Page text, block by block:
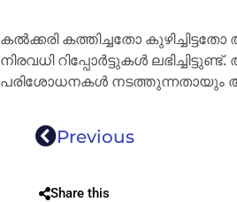
കൽക്കരി കത്തിച്ചതോ
നിരവധി റിപ്പോർട്ടുകൾ
പരിശോധനകൾ നടത്തുന്നതായും
Previous
Share this